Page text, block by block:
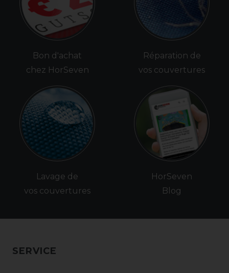
Bon d'achat
chez HorSeven
Lavage de
vos couvertures
Réparation de
vos couvertures
HorSeven
Blog
SERVICE